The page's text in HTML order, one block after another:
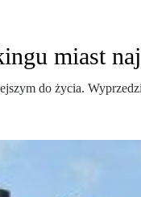
miast
do życia.